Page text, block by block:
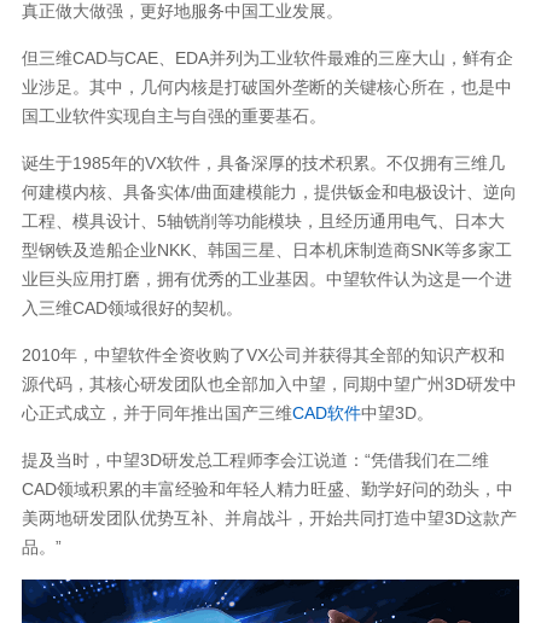
真正做大做强，更好地服务中国工业发展。
但三维CAD与CAE、EDA并列为工业软件最难的三座大山，鲜有企
业涉足。其中，几何内核是打破国外垄断的关键核心所在，也是中
国工业软件实现自主与自强的重要基石。
诞生于1985年的VX软件，具备深厚的技术积累。不仅拥有三维几
何建模内核、具备实体/曲面建模能力，提供钣金和电极设计、逆向
工程、模具设计、5轴铣削等功能模块，且经历通用电气、日本大
型钢铁及造船企业NKK、韩国三星、日本机床制造商SNK等多家工
业巨头应用打磨，拥有优秀的工业基因。中望软件认为这是一个进
入三维CAD领域很好的契机。
2010年，中望软件全资收购了VX公司并获得其全部的知识产权和
源代码，其核心研发团队也全部加入中望，同期中望广州3D研发中
心正式成立，并于同年推出国产三维CAD软件中望3D。
提及当时，中望3D研发总工程师李会江说道：“凭借我们在二维
CAD领域积累的丰富经验和年轻人精力旺盛、勤学好问的劲头，中
美两地研发团队优势互补、并肩战斗，开始共同打造中望3D这款产
品。”